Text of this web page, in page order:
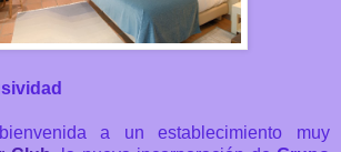
a un establecimiento muy